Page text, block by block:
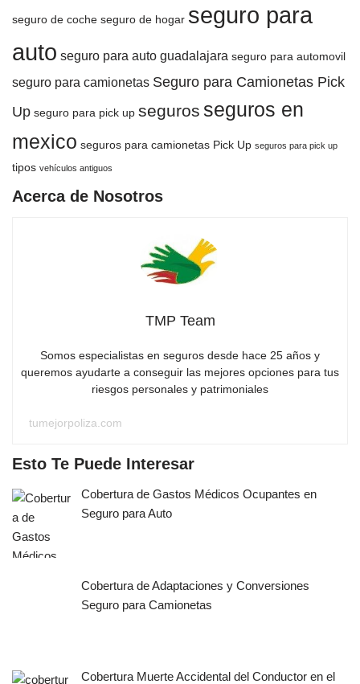
seguro de coche seguro de hogar seguro para
auto seguro para auto guadalajara seguro para automovil
seguro para camionetas Seguro para Camionetas Pick
Up seguro para pick up seguros seguros en
mexico seguros para camionetas Pick Up seguros para pick up
tipos vehículos antiguos
Acerca de Nosotros
TMP Team
Somos especialistas en seguros desde hace 25 años y
queremos ayudarte a conseguir las mejores opciones para tus
riesgos personales y patrimoniales
tumejorpoliza.com
Esto Te Puede Interesar
Cobertura de Gastos Médicos Ocupantes en
Seguro para Auto
Cobertura de Adaptaciones y Conversiones
Seguro para Camionetas
Cobertura Muerte Accidental del Conductor en el